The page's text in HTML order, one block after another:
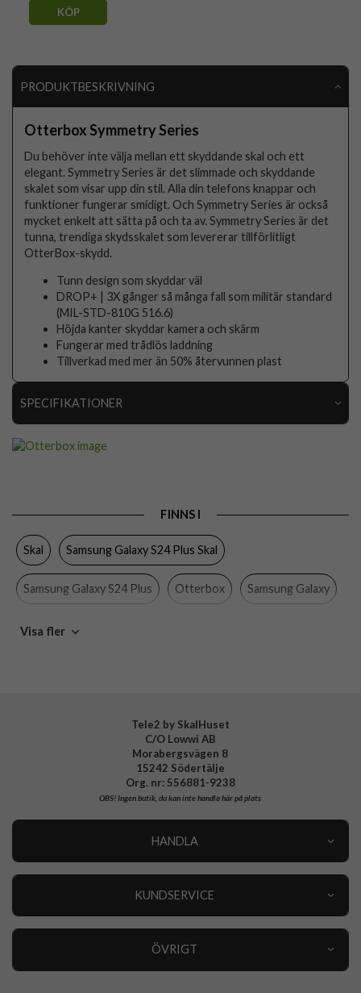
KÖP
PRODUKTBESKRIVNING
Otterbox Symmetry Series
Du behöver inte välja mellan ett skyddande skal och ett
elegant. Symmetry Series är det slimmade och skyddande
skalet som visar upp din stil. Alla din telefons knappar och
funktioner fungerar smidigt. Och Symmetry Series är också
mycket enkelt att sätta på och ta av. Symmetry Series är det
tunna, trendiga skydsskalet som levererar tillförlitligt
OtterBox-skydd.
Tunn design som skyddar väl
DROP+ | 3X gånger så många fall som militär standard
(MIL-STD-810G 516.6)
Höjda kanter skyddar kamera och skärm
Fungerar med trådlös laddning
Tillverkad med mer än 50% återvunnen plast
SPECIFIKATIONER
Stöttålig, Trådlös laddning-kompatibel
Färg
Hårdplast (PC), Mjukplast (TPU)
Tillverkarens art nr
FINNS I
Skal Samsung Galaxy S24 Plus Skal
Samsung Galaxy S24 Plus Otterbox Samsung Galaxy
Mobiltillbehör
Visa fler
Tele2 by SkalHuset
C/O Lowwi AB
Morabergsvägen 8
15242 Södertälje
Org. nr: 556881-9238
OBS!Ingen butik, du kan inte handla här på plats
HANDLA
KUNDSERVICE
ÖVRIGT